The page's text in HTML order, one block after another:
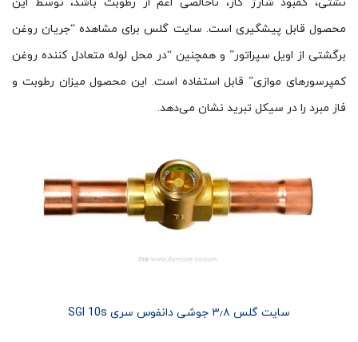
محصول قابل پیشگیری است. سایت گلس برای مشاهده “جریان روغن
برگشتی از اویل سپراتور” و همچنین “در محل لوله متعادل کننده روغن
کمپرسورهای موازی” قابل استفاده است. این محصول میزان رطوبت و
فاز مبرد را در سیکل تبرید نشان می‌دهد.
سایت گلس ۳٫۸ جوشی دانفوس سری SGI 10s